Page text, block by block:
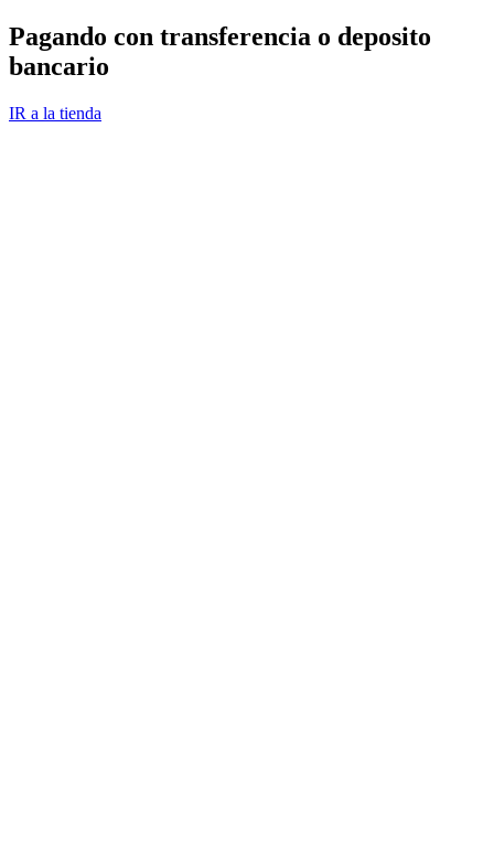
Pagando con transferencia o deposito
bancario
IR a la tienda